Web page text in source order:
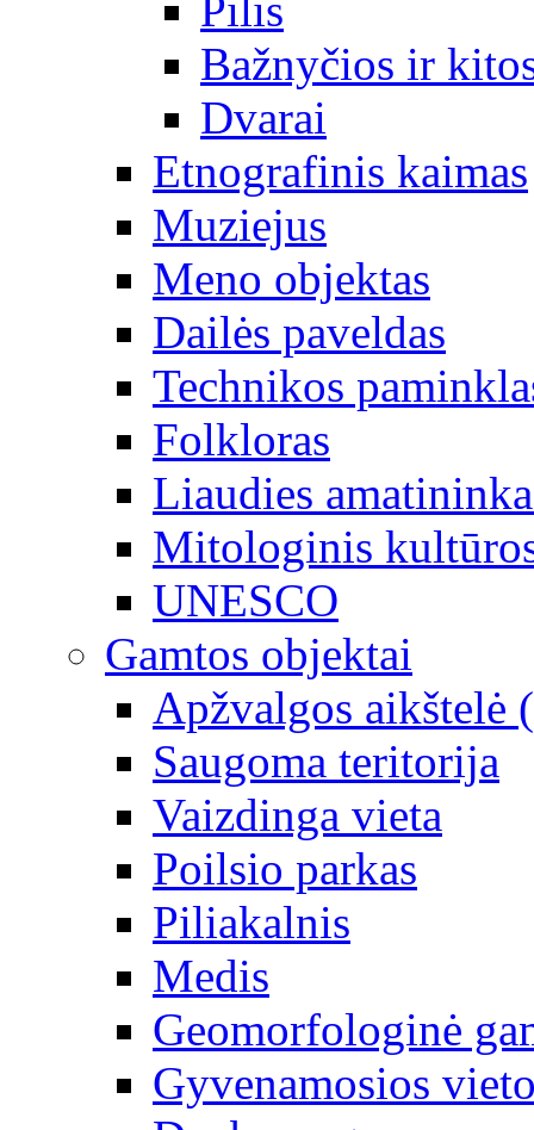
Bažnyčios ir
Dvarai
Etnografinis kaimas
Muziejus
Meno objektas
Dailės paveldas
Technikos
Folkloras
Liaudies
Mitologinis
UNESCO
Gamtos objektai
Apžvalgos aikštelė
Saugoma teritorija
Vaizdinga vieta
Poilsio parkas
Piliakalnis
Medis
Geomorfologinė
Gyvenamosios